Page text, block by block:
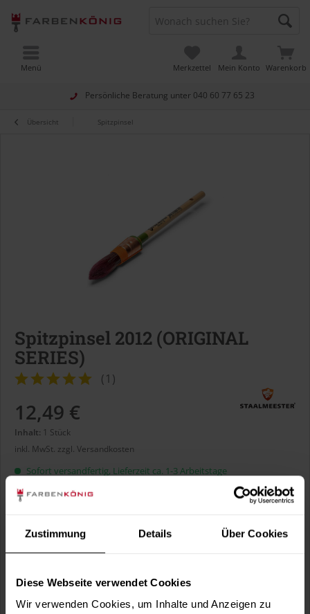
Zustimmung Details Über Cookies
Diese Webseite verwendet Cookies
Wir verwenden Cookies, um Inhalte und Anzeigen zu
Persönliche Beratung unter 040 60 77 65 23
Warenkorb
Merkzettel Mein Konto
Menü
Übersicht Spitzpinsel
Spitzpinsel 2012 (ORIGINAL
SERIES)
(1 )
12,49 €
Inhalt: 1 Stück
inkl. MwSt. zzgl. Versandkosten
Sofort versandfertig, Lieferzeit ca. 1-3 Arbeitstage
Größe: